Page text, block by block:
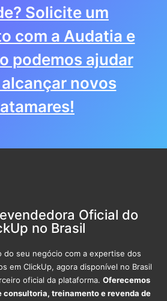
Solicite um
com a Audatia e
podemos ajudar
novos
Oficial do
no Brasil
do seu negócio com a expertise dos
em ClickUp, agora disponível no Brasil
oficial da plataforma. Oferecemos
consultoria, treinamento e revenda de